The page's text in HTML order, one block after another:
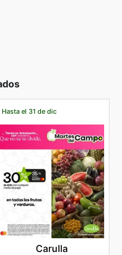
Hasta el 31 de dic
Carulla